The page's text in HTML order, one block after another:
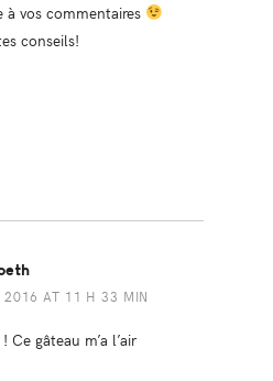
à vos commentaires
conseils!
2016 AT 11 H 33 MIN
Ce gâteau m’a l’air